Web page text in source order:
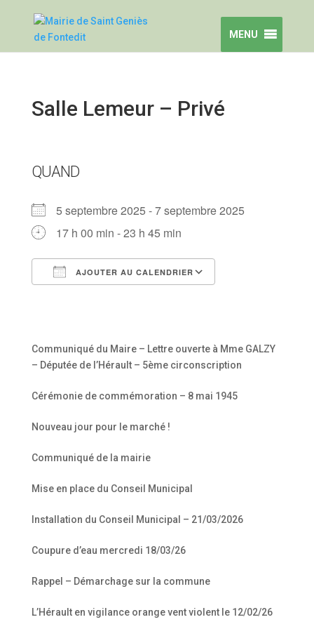
MENU
Salle Lemeur – Privé
QUAND
5 septembre 2025 - 7 septembre 2025
17 h 00 min - 23 h 45 min
AJOUTER AU CALENDRIER
Communiqué du Maire – Lettre ouverte à Mme GALZY
– Députée de l’Hérault – 5ème circonscription
Cérémonie de commémoration – 8 mai 1945
Nouveau jour pour le marché !
Communiqué de la mairie
Mise en place du Conseil Municipal
Installation du Conseil Municipal – 21/03/2026
Coupure d’eau mercredi 18/03/26
Rappel – Démarchage sur la commune
L’Hérault en vigilance orange vent violent le 12/02/26